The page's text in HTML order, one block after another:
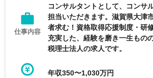
仕事内容
コンサルタントとして、コンサ
担当いただきます。滋賀県大津
者求む！資格取得応援制度・研
充実した、経験を磨き一生もの
税理士法人の求人です。
年収350〜1,030万円